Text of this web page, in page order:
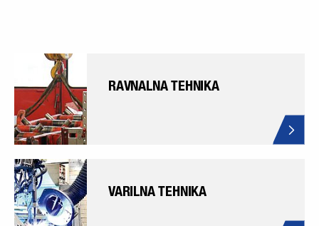
RAVNALNA TEHNIKA
VARILNA TEHNIKA